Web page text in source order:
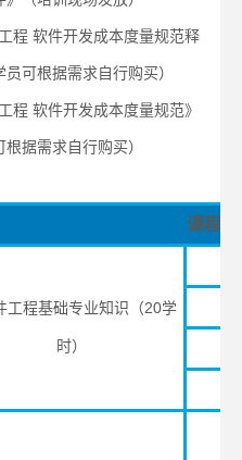
软件开发成本度量规范释
可根据需求自行购买）
软件开发成本度量规范》
据需求自行购买）
课程
工程基础专业知识（20学
时）